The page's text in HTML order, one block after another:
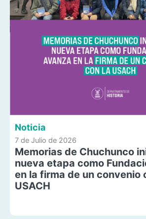
Noticia
7 de Julio de 2026
Memorias de Chuchunco
nueva etapa como
en la firma de un convenio
USACH